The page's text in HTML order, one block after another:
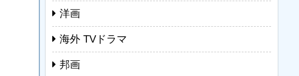
洋画
海外 TVドラマ
邦画